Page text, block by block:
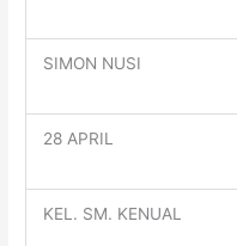
SIMON NUSI
28 APRIL
KEL. SM. KENUAL